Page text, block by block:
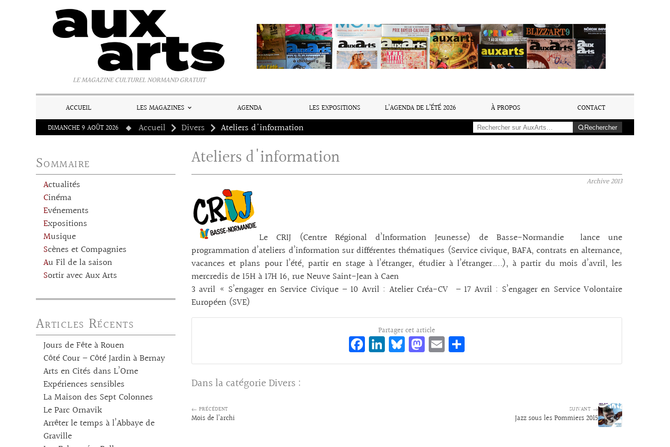
LE MAGAZINE CULTUREL NORMAND GRATUIT
ACCUEIL LES MAGAZINES AGENDA LES EXPOSITIONS L’AGENDA DE L’ÉTÉ 2026 À PROPOS
CONTACT
DIMANCHE 9 AOÛT 2026
Accueil Divers Ateliers d'information Rechercher
Sommaire
Actualités
Cinéma
Evénements
Expositions
Musique
Scènes et Compagnies
Au Fil de la saison
Sortir avec Aux Arts
Articles Récents
Jours de Fête à Rouen
Côté Cour – Côté Jardin à Bernay
Arts en Cités dans L’Orne
Expériences sensibles
La Maison des Sept Colonnes
Le Parc Ornavik
Arrêter le temps à l’Abbaye de
Graville
Ateliers d'information
Archive2013
Le CRIJ (Centre Régional d’Information Jeunesse) de Basse-Normandie lance une
programmation d’ateliers d’information sur différentes thématiques (Service civique, BAFA, contrats en alternance,
vacances et plans pour l’été, partir en stage à l’étranger, étudier à l’étranger…..), à partir du mois d’avril, les
mercredis de 15H à 17H 16, rue Neuve Saint-Jean à Caen
3 avril « S’engager en Service Civique – 10 Avril : Atelier Créa-CV – 17 Avril : S’engager en Service Volontaire
Européen (SVE)
Partager cet article
Fa
ce
Li
n
Bl
ue
M
as
E
m rt
Dans la catégorieDivers :
← PRÉCÉDENT
Mois de l’archi
SUIVANT →
Jazz sous les Pommiers 2015
Panneau de gestion des cookies